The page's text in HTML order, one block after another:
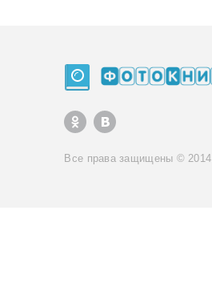
Все права защищены © 2014